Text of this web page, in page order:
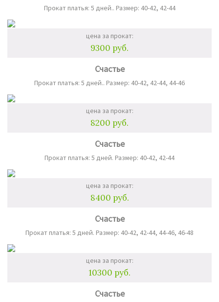
Прокат платья: 5 дней.. Размер: 40-42, 42-44
цена за прокат:
9300 руб.
Счастье
Прокат платья: 5 дней.. Размер: 40-42, 42-44, 44-46
цена за прокат:
8200 руб.
Счастье
Прокат платья: 5 дней. Размер: 40-42, 42-44
цена за прокат:
8400 руб.
Счастье
Прокат платья: 5 дней. Размер: 40-42, 42-44, 44-46, 46-48
цена за прокат:
10300 руб.
Счастье